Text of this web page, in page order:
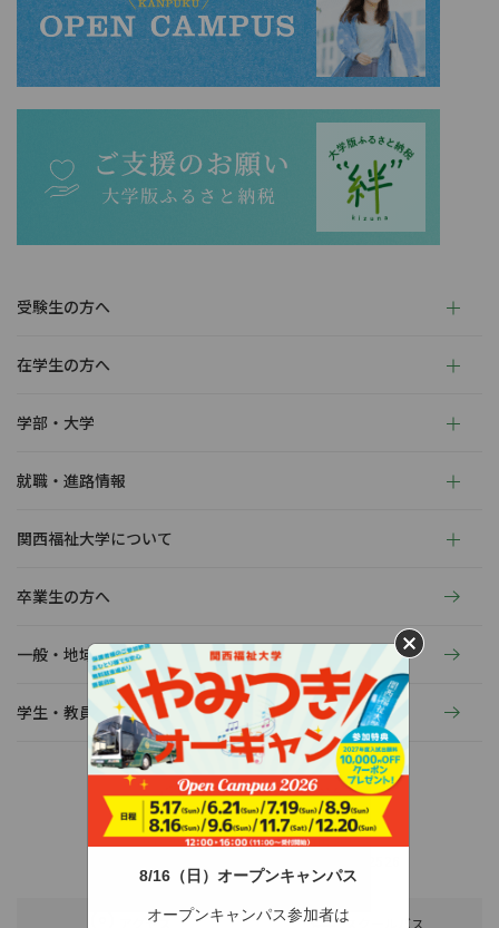
8/16（日）オープンキャンパス
オープンキャンパス参加者は
受験生の方へ
在学生の方へ
学部・大学
就職・進路情報
関西福祉大学について
卒業生の方へ
一般・地域の方へ
学生・教員の活動
〒678-0255 兵庫県赤穂市新田380-3
アクセス スクールバス